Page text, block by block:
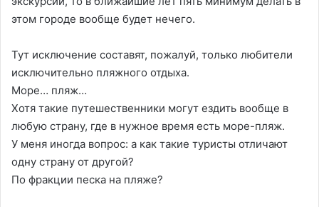
этом городе вообще будет нечего.
Тут исключение составят, пожалуй, только любители
исключительно пляжного отдыха.
Море… пляж…
Хотя такие путешественники могут ездить вообще в
любую страну, где в нужное время есть море-пляж.
У меня иногда вопрос: а как такие туристы отличают
одну страну от другой?
По фракции песка на пляже?